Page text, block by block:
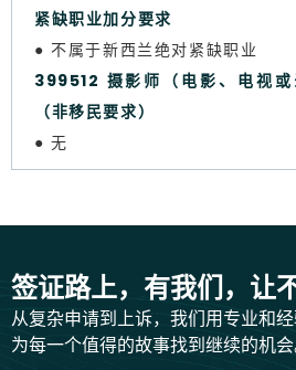
紧缺职业加分要求
● 不属于新西兰绝对紧缺职业
399512 摄影师（电影、电视
（非移民要求）
● 无
签证路上，有我们，让
从复杂申请到上诉，我们用专业和经
为每一个值得的故事找到继续的机会